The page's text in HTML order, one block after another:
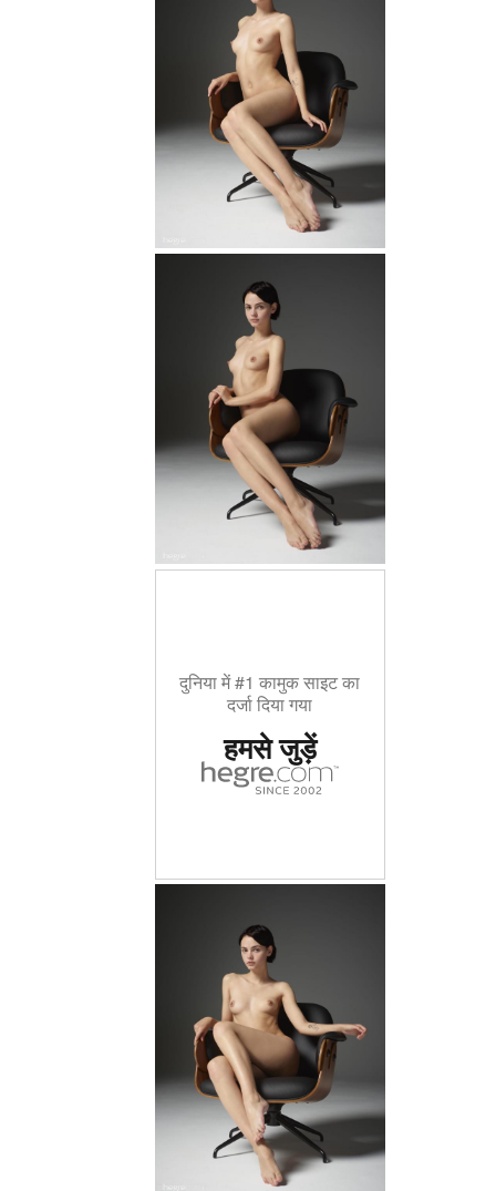
दुनिया में #1 कामुक साइट का
दर्जा दिया गया
हमसे जुड़ें